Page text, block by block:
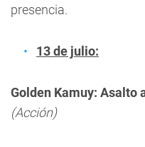
presencia.
13 de julio:
Golden Kamuy: Asalto
(Acción)